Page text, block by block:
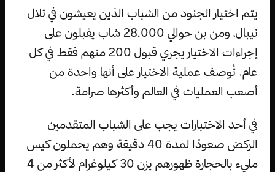
يتم اختيار الجنود من الشباب الذين يعيشون في تلال
نيبال، ومن بن حوالي 28,000 شاب يقبلون على
إجراءات الاختيار يجري قبول 200 منهم فقط في كل
عام. تُوصف عملية الاختيار على أنها واحدة من
أصعب العمليات في العالم وأكثرها صرامة.
في أحد الاختبارات يجب على الشباب المتقدمين
الركض صعودًا لمدة 40 دقيقة وهم يحملون كيس
مليء بالحجارة ظهورهم يزن 30 كيلوغرام لأكثر من 4